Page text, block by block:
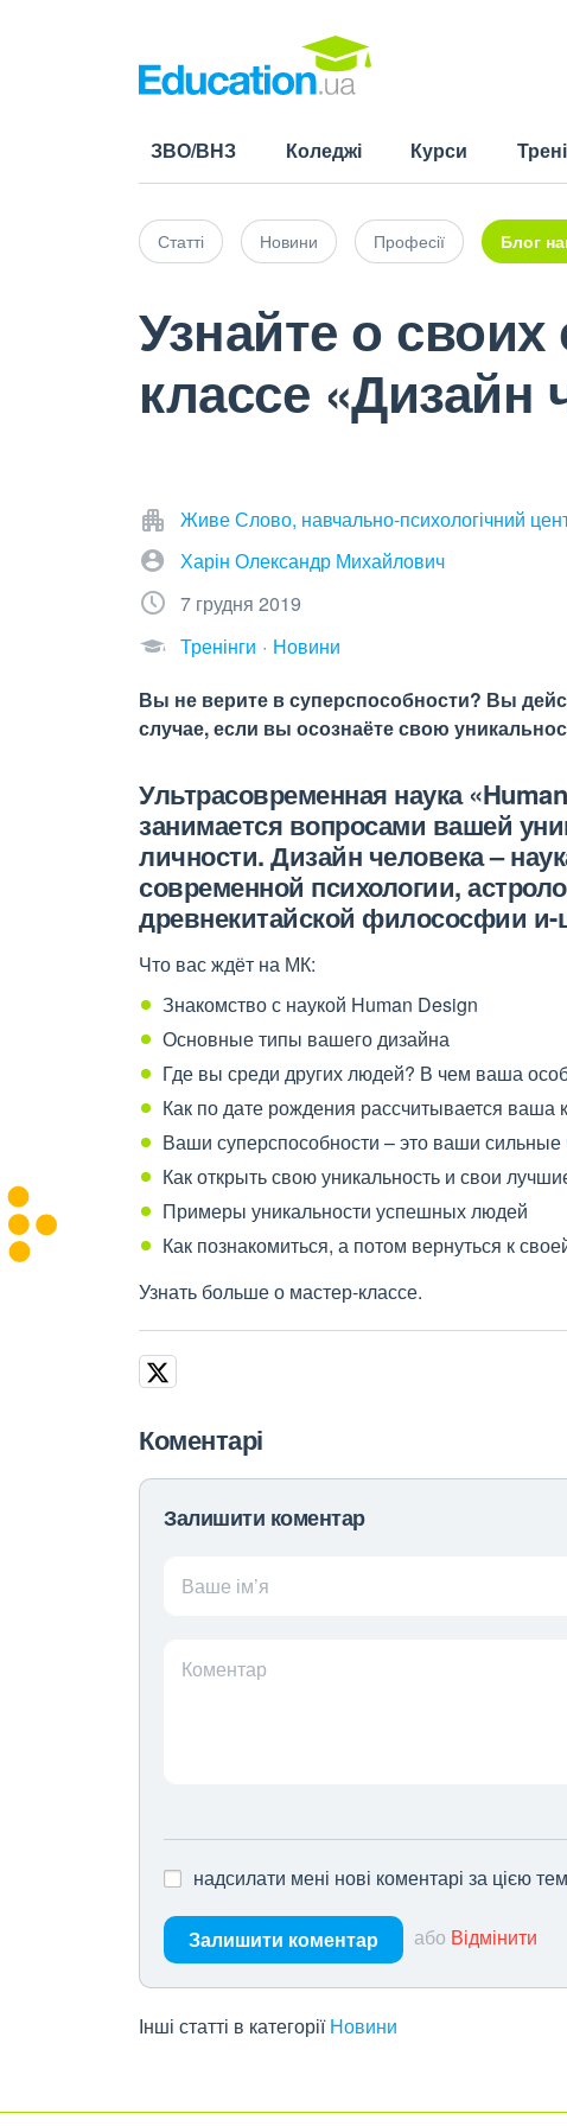
ЗВО/ВНЗ Коледжі Курси
Статті Новини Професії Блог
Узнайте о
классе «Дизайн
Живе Слово, навчально-психологічний
Харін Олександр Михайлович
7 грудня 2019
Тренінги
Новини
Вы не верите в суперспособности? Вы
случае, если вы осознаёте свою
Ультрасовременная наука
занимается вопросами вашей
личности. Дизайн человека –
современной психологии,
древнекитайской филососфии и-
Что вас ждёт на МК:
Знакомство с наукой Human Design
Основные типы вашего дизайна
Где вы среди других людей? В чем ваша
Как по дате рождения рассчитывается ваша
Ваши суперспособности – это ваши
Как открыть свою уникальность и свои
Примеры уникальности успешных людей
Как познакомиться, а потом вернуться к
Узнать больше о мастер-классе.
Коментарі
Залишити коментар
Ваше ім’я
Коментар
надсилати мені нові коментарі за цією
Залишити коментар або Відмінити
Інші статті в категорії Новини